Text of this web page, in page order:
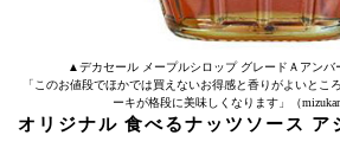
▲デカセール メープルシロップ グレードＡアンバ
「このお値段でほかでは買えないお得感と香りがよいとこ
ーキが格段に美味しくなります」（
オリジナル 食べるナッツソース ア